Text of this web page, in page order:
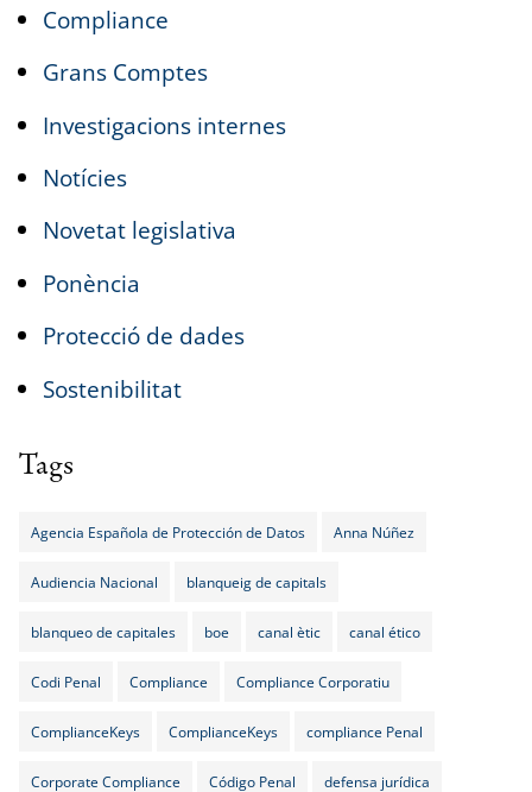
Compliance
Grans Comptes
Investigacions internes
Notícies
Novetat legislativa
Ponència
Protecció de dades
Sostenibilitat
Tags
Agencia Española de Protección de Datos Anna Núñez
Audiencia Nacional blanqueig de capitals
blanqueo de capitales boe canal ètic canal ético
Codi Penal Compliance Compliance Corporatiu
ComplianceKeys ComplianceKeys compliance Penal
Corporate Compliance Código Penal defensa jurídica